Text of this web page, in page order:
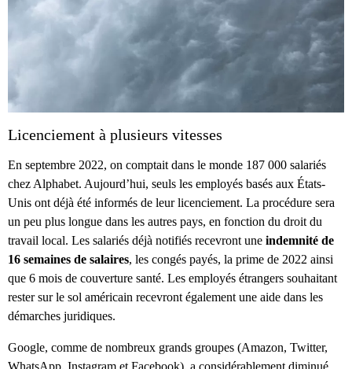
Licenciement à plusieurs vitesses
En septembre 2022, on comptait dans le monde 187 000 salariés
chez Alphabet. Aujourd’hui, seuls les employés basés aux États-
Unis ont déjà été informés de leur licenciement. La procédure sera
un peu plus longue dans les autres pays, en fonction du droit du
travail local. Les salariés déjà notifiés recevront une indemnité de
16 semaines de salaires, les congés payés, la prime de 2022 ainsi
que 6 mois de couverture santé. Les employés étrangers souhaitant
rester sur le sol américain recevront également une aide dans les
démarches juridiques.
Google, comme de nombreux grands groupes (Amazon, Twitter,